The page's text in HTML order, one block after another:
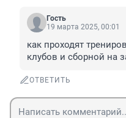
Гость
19 марта 2025, 00:01
как проходят
клубов и сборной на
ОТВЕТИТЬ